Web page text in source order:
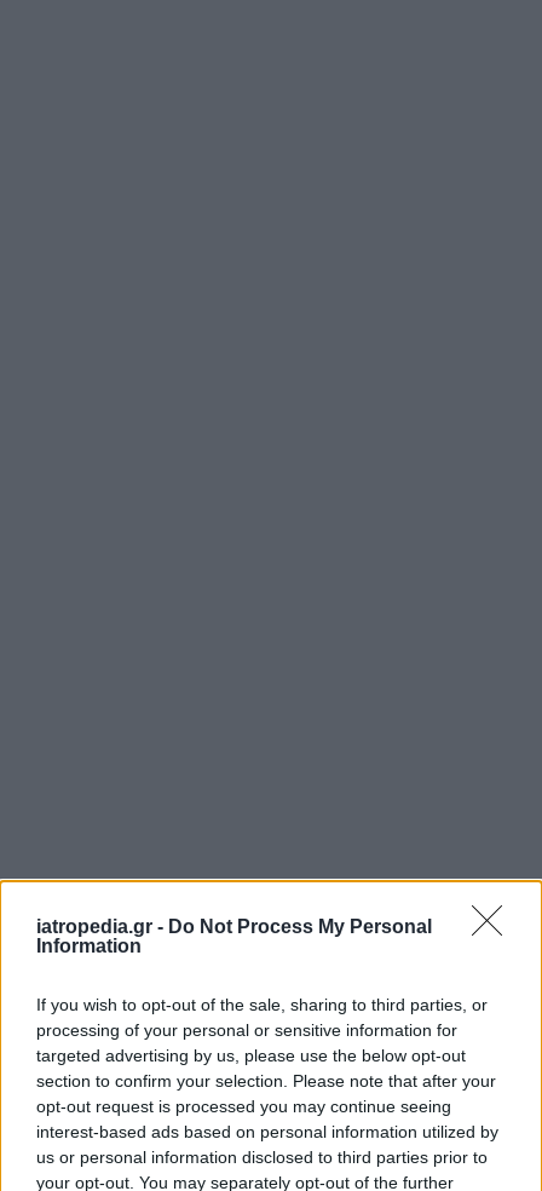
iatropedia.gr - Do Not Process My Personal
Information
If you wish to opt-out of the sale, sharing to third parties, or
processing of your personal or sensitive information for
targeted advertising by us, please use the below opt-out
section to confirm your selection. Please note that after your
opt-out request is processed you may continue seeing
interest-based ads based on personal information utilized by
us or personal information disclosed to third parties prior to
your opt-out. You may separately opt-out of the further
ΡΟΗ ΕΙΔΗΣΕΩΝ
ΥΓΕΙΑ 07 Αυγούστου 2026 20:01
Καύσωνας: Οι κίνδυνοι για όσους κάνουν θεραπεία
για διαβήτη και παχυσαρκία